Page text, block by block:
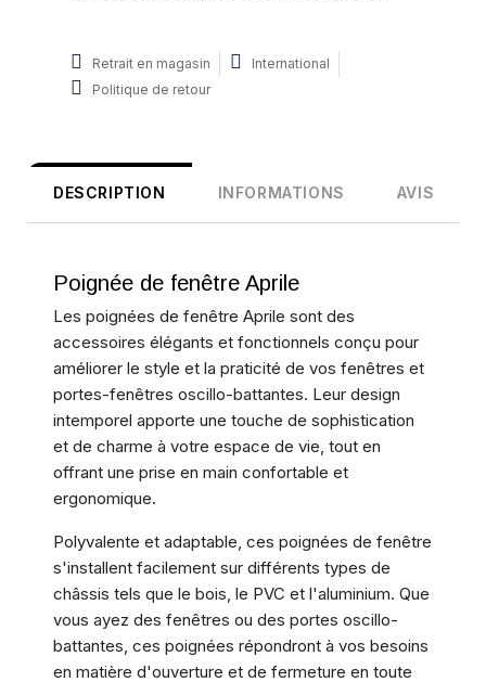
Retrait en magasin
International
Politique de retour
DESCRIPTION INFORMATIONS AVIS
Poignée de fenêtre Aprile
Les poignées de fenêtre Aprile sont des
accessoires élégants et fonctionnels conçu pour
améliorer le style et la praticité de vos fenêtres et
portes-fenêtres oscillo-battantes. Leur design
intemporel apporte une touche de sophistication
et de charme à votre espace de vie, tout en
offrant une prise en main confortable et
ergonomique.
Polyvalente et adaptable, ces poignées de fenêtre
s'installent facilement sur différents types de
châssis tels que le bois, le PVC et l'aluminium. Que
vous ayez des fenêtres ou des portes oscillo-
battantes, ces poignées répondront à vos besoins
en matière d'ouverture et de fermeture en toute